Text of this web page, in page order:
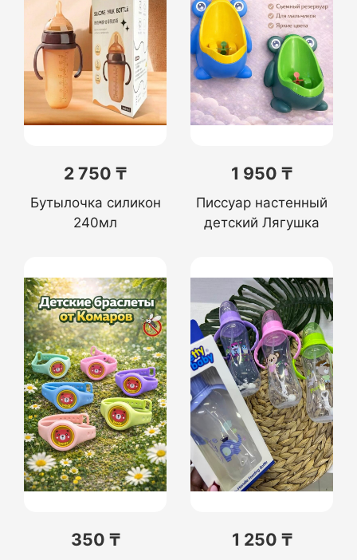
2 750 ₸
Бутылочка силикон
240мл
1 950 ₸
Писсуар настенный
детский Лягушка
350 ₸ 1 250 ₸